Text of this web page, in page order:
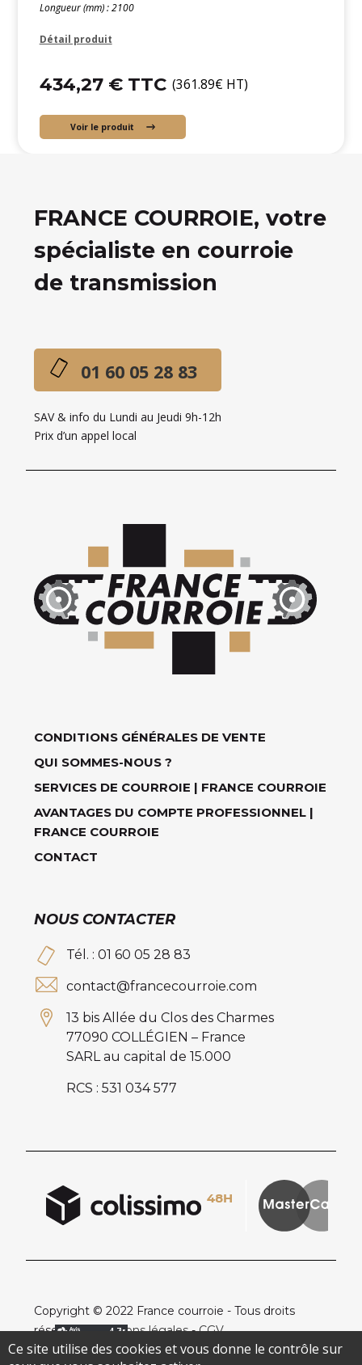
Longueur (mm) : 2100
Détail produit
434,27 € TTC (361.89€ HT)
Voir le produit
FRANCE COURROIE, votre
spécialiste en courroie
de transmission
01 60 05 28 83
SAV & info du Lundi au Jeudi 9h-12h
Prix d’un appel local
CONDITIONS GÉNÉRALES DE VENTE
QUI SOMMES-NOUS ?
SERVICES DE COURROIE | FRANCE COURROIE
AVANTAGES DU COMPTE PROFESSIONNEL |
FRANCE COURROIE
CONTACT
NOUS CONTACTER
Tél. : 01 60 05 28 83
contact@francecourroie.com
13 bis Allée du Clos des Charmes
77090 COLLÉGIEN – France
SARL au capital de 15.000
RCS : 531 034 577
Copyright © 2022 France courroie - Tous droits
réservés -
Mentions légales-CGV
Ce site utilise des cookies et vous donne le contrôle sur